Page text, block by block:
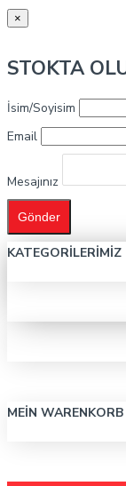
×
STOKTA
İsim/Soyisim
Email
Mesajınız
Gönder
KATEGORILERIMIZ
MEIN WARENKORB